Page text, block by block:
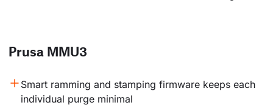
Prusa MMU3
Smart ramming and stamping firmware keeps each
individual purge minimal